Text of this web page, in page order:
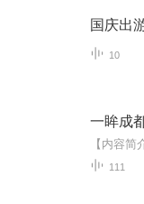
国庆出
10
一眸成
111